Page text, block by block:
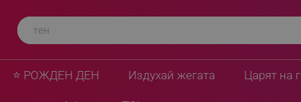
⭐ РОЖДЕН ДЕН Издухай жегата Царят на
KB 7464, 35.5 см, Стомана, Бамбук, Горен и
0 Въпроса